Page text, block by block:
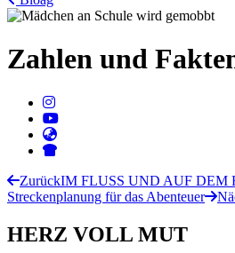
Zahlen und
ZurückIM FLUSS UND AUF DEM
Streckenplanung für das Abenteuer
HERZ VOLL MUT